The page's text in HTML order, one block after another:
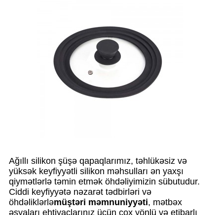
Ağıllı silikon şüşə qapaqlarımız, təhlükəsiz və
yüksək keyfiyyətli silikon məhsulları ən yaxşı
qiymətlərlə təmin etmək öhdəliyimizin sübutudur.
Ciddi keyfiyyətə nəzarət tədbirləri və
öhdəliklərləmüştəri məmnuniyyəti, mətbəx
əşyaları ehtiyaclarınız üçün çox yönlü və etibarlı